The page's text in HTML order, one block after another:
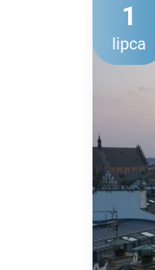
1
lipca